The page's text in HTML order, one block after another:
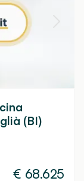
(BI)
€ 68.625